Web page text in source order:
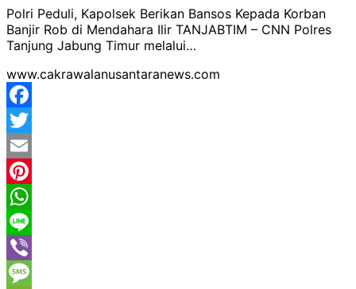
Polri Peduli, Kapolsek Berikan Bansos Kepada Korban
Banjir Rob di Mendahara Ilir TANJABTIM – CNN Polres
Tanjung Jabung Timur melalui…
www.cakrawalanusantaranews.com
Facebook
Twitter
Email
Pinterest
WhatsApp
Line
Viber